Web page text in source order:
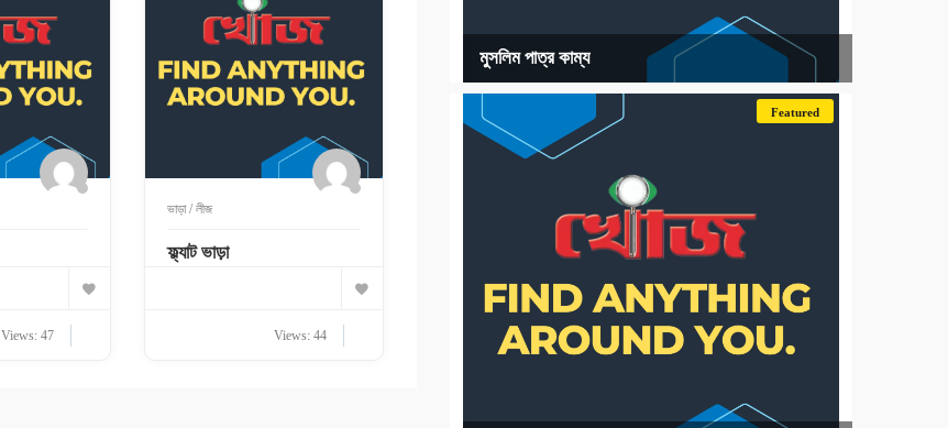
Views: 47
ভাড়া / লীজ
ফ্ল্যাট ভাড়া
Views: 44
মুসলিম পাত্র কাম্য
Featured